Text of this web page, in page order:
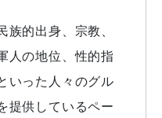
族的出身、宗教、
人の地位、性的指
いった人々のグル
提供しているペー